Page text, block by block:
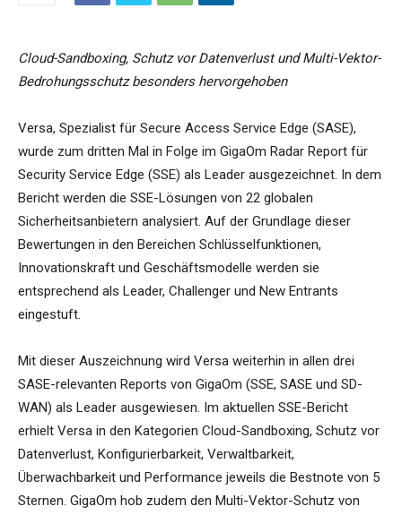
Cloud-Sandboxing, Schutz vor Datenverlust und Multi-Vektor-
Bedrohungsschutz besonders hervorgehoben
Versa, Spezialist für Secure Access Service Edge (SASE),
wurde zum dritten Mal in Folge im GigaOm Radar Report für
Security Service Edge (SSE) als Leader ausgezeichnet. In dem
Bericht werden die SSE-Lösungen von 22 globalen
Sicherheitsanbietern analysiert. Auf der Grundlage dieser
Bewertungen in den Bereichen Schlüsselfunktionen,
Innovationskraft und Geschäftsmodelle werden sie
entsprechend als Leader, Challenger und New Entrants
eingestuft.
Mit dieser Auszeichnung wird Versa weiterhin in allen drei
SASE-relevanten Reports von GigaOm (SSE, SASE und SD-
WAN) als Leader ausgewiesen. Im aktuellen SSE-Bericht
erhielt Versa in den Kategorien Cloud-Sandboxing, Schutz vor
Datenverlust, Konfigurierbarkeit, Verwaltbarkeit,
Überwachbarkeit und Performance jeweils die Bestnote von 5
Sternen. GigaOm hob zudem den Multi-Vektor-Schutz von